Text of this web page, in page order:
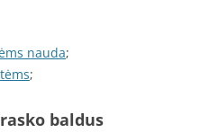
nauda;
;
baldus